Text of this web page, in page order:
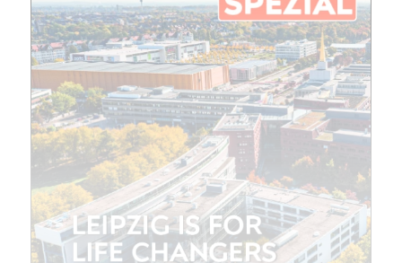
Mit dem |transkript-Newsletter
jede Woche aktuell informiert.
E-
Mail
(erforderlich)